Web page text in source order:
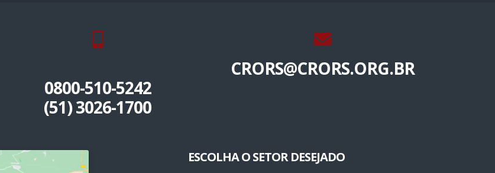
0800-510-5242
(51) 3026-1700
CRORS@CRORS.ORG.BR
ESCOLHA O SETOR DESEJADO